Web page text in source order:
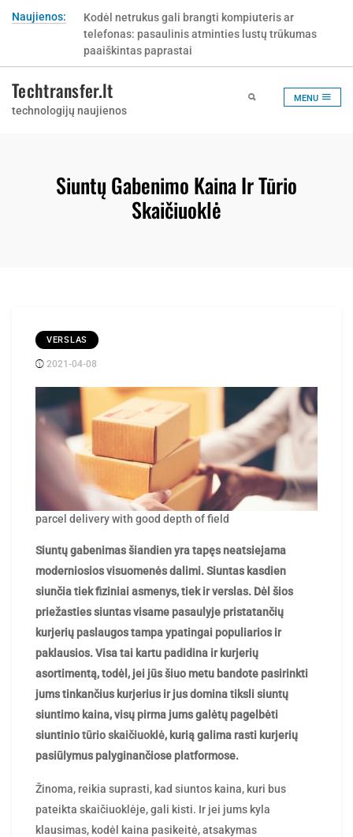
Naujienos:
Kodėl netrukus gali brangti kompiuteris ar
telefonas: pasaulinis atminties lustų trūkumas
paaiškintas paprastai
Techtransfer.lt
technologijų naujienos
MENU
Siuntų Gabenimo Kaina Ir Tūrio
Skaičiuoklė
VERSLAS
2021-04-08
by
parcel delivery with good depth of field
Siuntų gabenimas šiandien yra tapęs neatsiejama
moderniosios visuomenės dalimi. Siuntas kasdien
siunčia tiek fiziniai asmenys, tiek ir verslas. Dėl šios
priežasties siuntas visame pasaulyje pristatančių
kurjerių paslaugos tampa ypatingai populiarios ir
paklausios. Visa tai kartu padidina ir kurjerių
asortimentą, todėl, jei jūs šiuo metu bandote pasirinkti
jums tinkančius kurjerius ir jus domina tiksli siuntų
siuntimo kaina, visų pirma jums galėtų pagelbėti
siuntiniotūrio skaičiuoklė, kurią galima rasti kurjerių
pasiūlymus palyginančiose platformose.
Žinoma, reikia suprasti, kad siuntos kaina, kuri bus
pateikta skaičiuoklėje, gali kisti. Ir jei jums kyla
klausimas, kodėl kaina pasikeitė, atsakymas